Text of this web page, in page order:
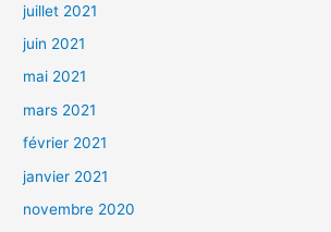
juillet 2021
juin 2021
mai 2021
mars 2021
février 2021
janvier 2021
novembre 2020